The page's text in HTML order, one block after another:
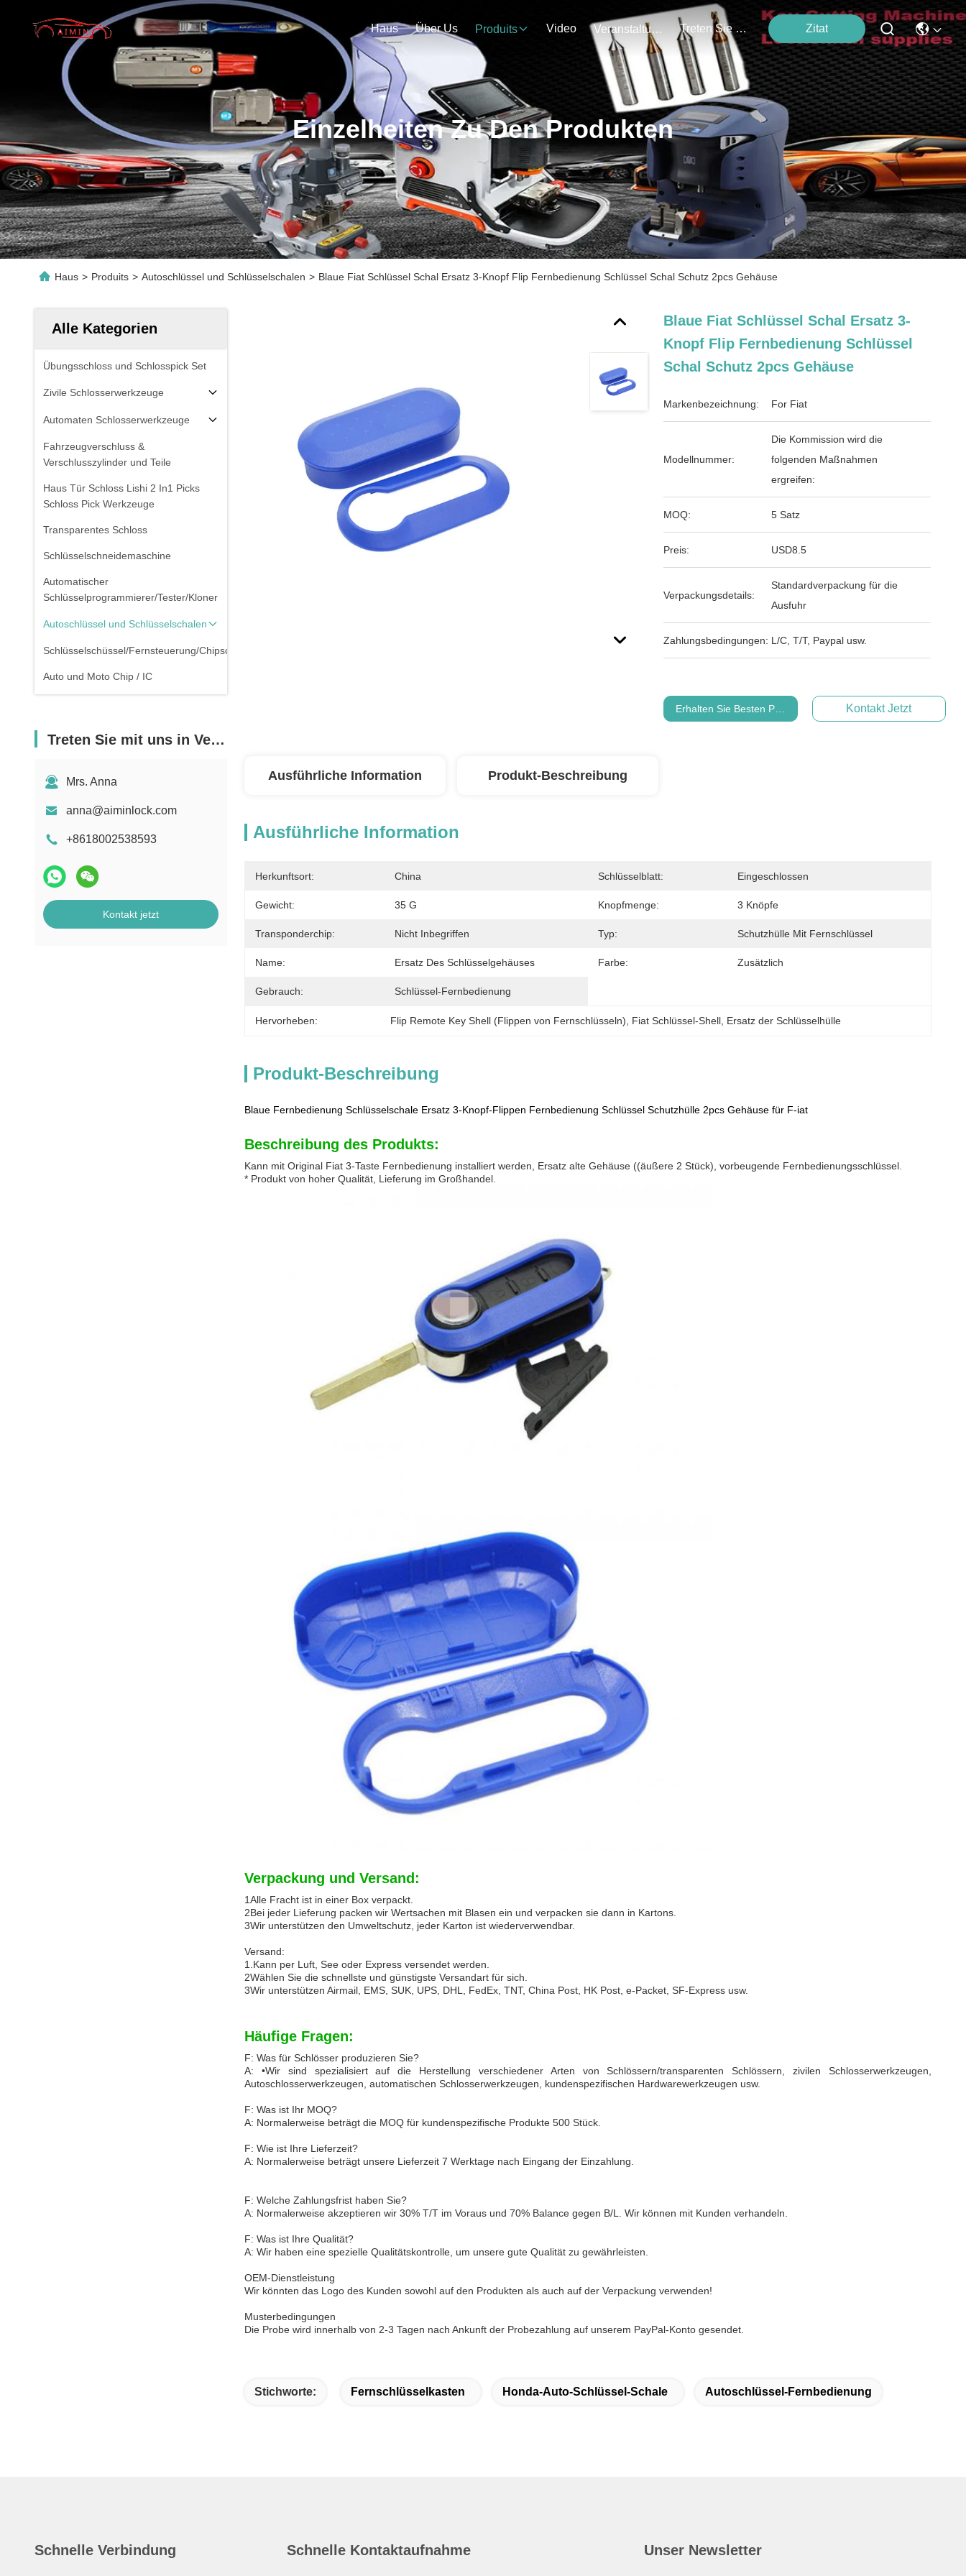
Haus Über Us Produits Video Veranstaltungen Treten Sie Mit Uns In Verbindung Zitat
Einzelheiten Zu Den Produkten
Haus > Produits > Autoschlüssel und Schlüsselschalen > Blaue Fiat Schlüssel Schal Ersatz 3-Knopf Flip Fernbedienung Schlüssel Schal Schutz 2pcs Gehäuse
Alle Kategorien
Übungsschloss und Schlosspick Set
Zivile Schlosserwerkzeuge
Automaten Schlosserwerkzeuge
Fahrzeugverschluss &
Verschlusszylinder und Teile
Haus Tür Schloss Lishi 2 In1 Picks
Schloss Pick Werkzeuge
Transparentes Schloss
Schlüsselschneidemaschine
Automatischer
Schlüsselprogrammierer/Tester/Kloner
Autoschlüssel und Schlüsselschalen
Schlüsselschüssel/Fernsteuerung/Chipschlüssel
Auto und Moto Chip / IC
Treten Sie mit uns in Verbindung
Mrs. Anna
anna@aiminlock.com
+8618002538593
Kontakt jetzt
Blaue Fiat Schlüssel Schal Ersatz 3-
Knopf Flip Fernbedienung Schlüssel
Schal Schutz 2pcs Gehäuse
Markenbezeichnung: For Fiat
Modellnummer:
Die Kommission wird die
folgenden Maßnahmen
ergreifen:
MOQ: 5 Satz
Preis: USD8.5
Verpackungsdetails:
Standardverpackung für die
Ausfuhr
Zahlungsbedingungen: L/C, T/T, Paypal usw.
Erhalten Sie Besten Preis Kontakt Jetzt
Ausführliche Information Produkt-Beschreibung
Ausführliche Information
Herkunftsort: China Schlüsselblatt: Eingeschlossen
Gewicht: 35 G Knopfmenge: 3 Knöpfe
Transponderchip: Nicht Inbegriffen Typ: Schutzhülle Mit Fernschlüssel
Name: Ersatz Des Schlüsselgehäuses Farbe: Zusätzlich
Gebrauch: Schlüssel-Fernbedienung
Hervorheben: Flip Remote Key Shell (Flippen von Fernschlüsseln) Fiat Schlüssel-Shell Ersatz der Schlüsselhülle
Produkt-Beschreibung
Blaue Fernbedienung Schlüsselschale Ersatz 3-Knopf-Flippen Fernbedienung Schlüssel Schutzhülle 2pcs Gehäuse für F-iat
Beschreibung des Produkts:
Kann mit Original Fiat 3-Taste Fernbedienung installiert werden, Ersatz alte Gehäuse ((äußere 2 Stück), vorbeugende Fernbedienungsschlüssel.
* Produkt von hoher Qualität, Lieferung im Großhandel.
Verpackung und Versand:
1Alle Fracht ist in einer Box verpackt.
2Bei jeder Lieferung packen wir Wertsachen mit Blasen ein und verpacken sie dann in Kartons.
3Wir unterstützen den Umweltschutz, jeder Karton ist wiederverwendbar.
Versand:
1.Kann per Luft, See oder Express versendet werden.
2Wählen Sie die schnellste und günstigste Versandart für sich.
3Wir unterstützen Airmail, EMS, SUK, UPS, DHL, FedEx, TNT, China Post, HK Post, e-Packet, SF-Express usw.
Häufige Fragen:
F: Was für Schlösser produzieren Sie?
A: •Wir sind spezialisiert auf die Herstellung verschiedener Arten von Schlössern/transparenten Schlössern, zivilen Schlosserwerkzeugen,
Autoschlosserwerkzeugen, automatischen Schlosserwerkzeugen, kundenspezifischen Hardwarewerkzeugen usw.
F: Was ist Ihr MOQ?
A: Normalerweise beträgt die MOQ für kundenspezifische Produkte 500 Stück.
F: Wie ist Ihre Lieferzeit?
A: Normalerweise beträgt unsere Lieferzeit 7 Werktage nach Eingang der Einzahlung.
F: Welche Zahlungsfrist haben Sie?
A: Normalerweise akzeptieren wir 30% T/T im Voraus und 70% Balance gegen B/L. Wir können mit Kunden verhandeln.
F: Was ist Ihre Qualität?
A: Wir haben eine spezielle Qualitätskontrolle, um unsere gute Qualität zu gewährleisten.
OEM-Dienstleistung
Wir könnten das Logo des Kunden sowohl auf den Produkten als auch auf der Verpackung verwenden!
Musterbedingungen
Die Probe wird innerhalb von 2-3 Tagen nach Ankunft der Probezahlung auf unserem PayPal-Konto gesendet.
Stichworte: Fernschlüsselkasten Honda-Auto-Schlüssel-Schale Autoschlüssel-Fernbedienung
Schnelle Verbindung Schnelle Kontaktaufnahme Unser Newsletter